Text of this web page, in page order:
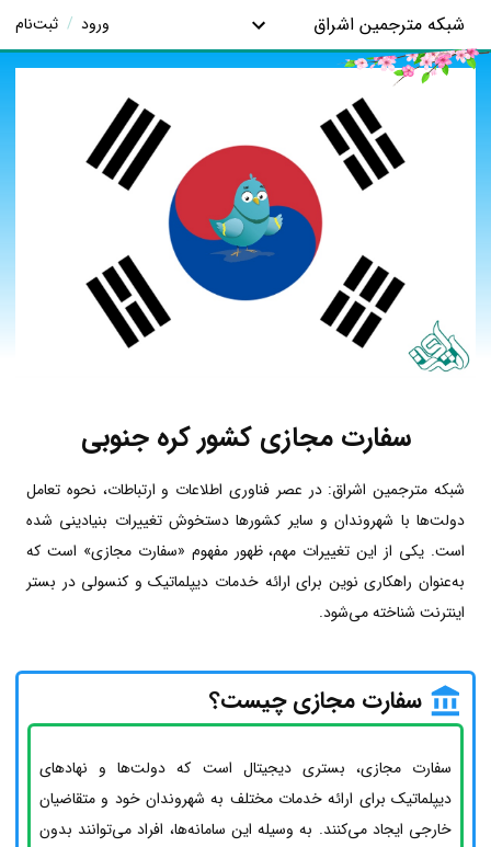
شبکه مترجمین اشراق ورود / ثبت‌نام
سفارت مجازی کشور کره جنوبی
شبکه مترجمین اشراق: در عصر فناوری اطلاعات و ارتباطات، نحوه تعامل
دولت‌ها با شهروندان و سایر کشورها دستخوش تغییرات بنیادینی شده
است. یکی از این تغییرات مهم، ظهور مفهوم «سفارت مجازی» است که
به‌عنوان راهکاری نوین برای ارائه خدمات دیپلماتیک و کنسولی در بستر
اینترنت شناخته می‌شود.
سفارت مجازی چیست؟
سفارت مجازی، بستری دیجیتال است که دولت‌ها و نهادهای
دیپلماتیک برای ارائه خدمات مختلف به شهروندان خود و متقاضیان
خارجی ایجاد می‌کنند. به وسیله این سامانه‌ها، افراد می‌توانند بدون